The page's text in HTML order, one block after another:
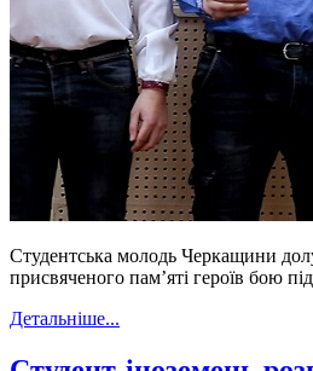
Студентська молодь Черкащини
присвяченого пам’яті героїв бою
Детальніше...